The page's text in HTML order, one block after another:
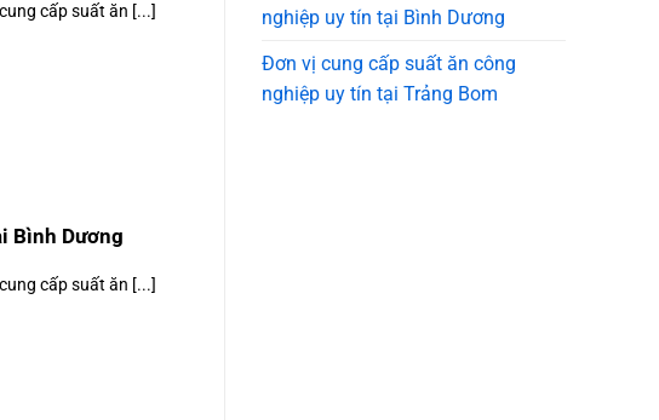
cấp suất ăn [...]
Bình Dương
cấp suất ăn [...]
nghiệp uy tín tại Bình Dương
Đơn vị cung cấp suất ăn công
nghiệp uy tín tại Trảng Bom